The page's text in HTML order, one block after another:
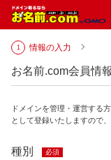
情報の入力
お名前.com会員情
ドメインを管理・運営する
として登録いたしますので
種別 必須